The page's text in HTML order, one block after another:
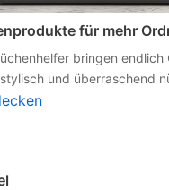
für mehr
bringen endlich
und überraschend